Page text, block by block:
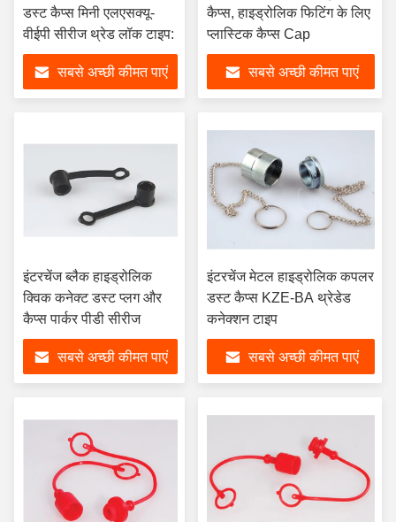
डस्ट कैप्स मिनी एलएसक्यू-
वीईपी सीरीज थ्रेड लॉक टाइप:
सबसे अच्छी कीमत पाएं
कैप्स, हाइड्रोलिक फिटिंग के लिए
प्लास्टिक कैप्स Cap
सबसे अच्छी कीमत पाएं
इंटरचेंज ब्लैक हाइड्रोलिक
क्विक कनेक्ट डस्ट प्लग और
कैप्स पार्कर पीडी सीरीज
सबसे अच्छी कीमत पाएं
इंटरचेंज मेटल हाइड्रोलिक कपलर
डस्ट कैप्स KZE-BA थ्रेडेड
कनेक्शन टाइप
सबसे अच्छी कीमत पाएं